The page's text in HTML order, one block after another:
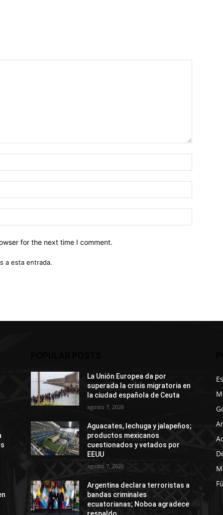
for the next time I comment.
a esta entrada.
La Unión Europea da por
superada la crisis migratoria en
la ciudad española de Ceuta
agosto 7, 2026
Aguacates, lechuga y jalapeños;
productos mexicanos
cuestionados y vetados por
EEUU
agosto 7, 2026
Argentina declara terroristas a
bandas criminales
ecuatorianas; Noboa agradece
respaldo